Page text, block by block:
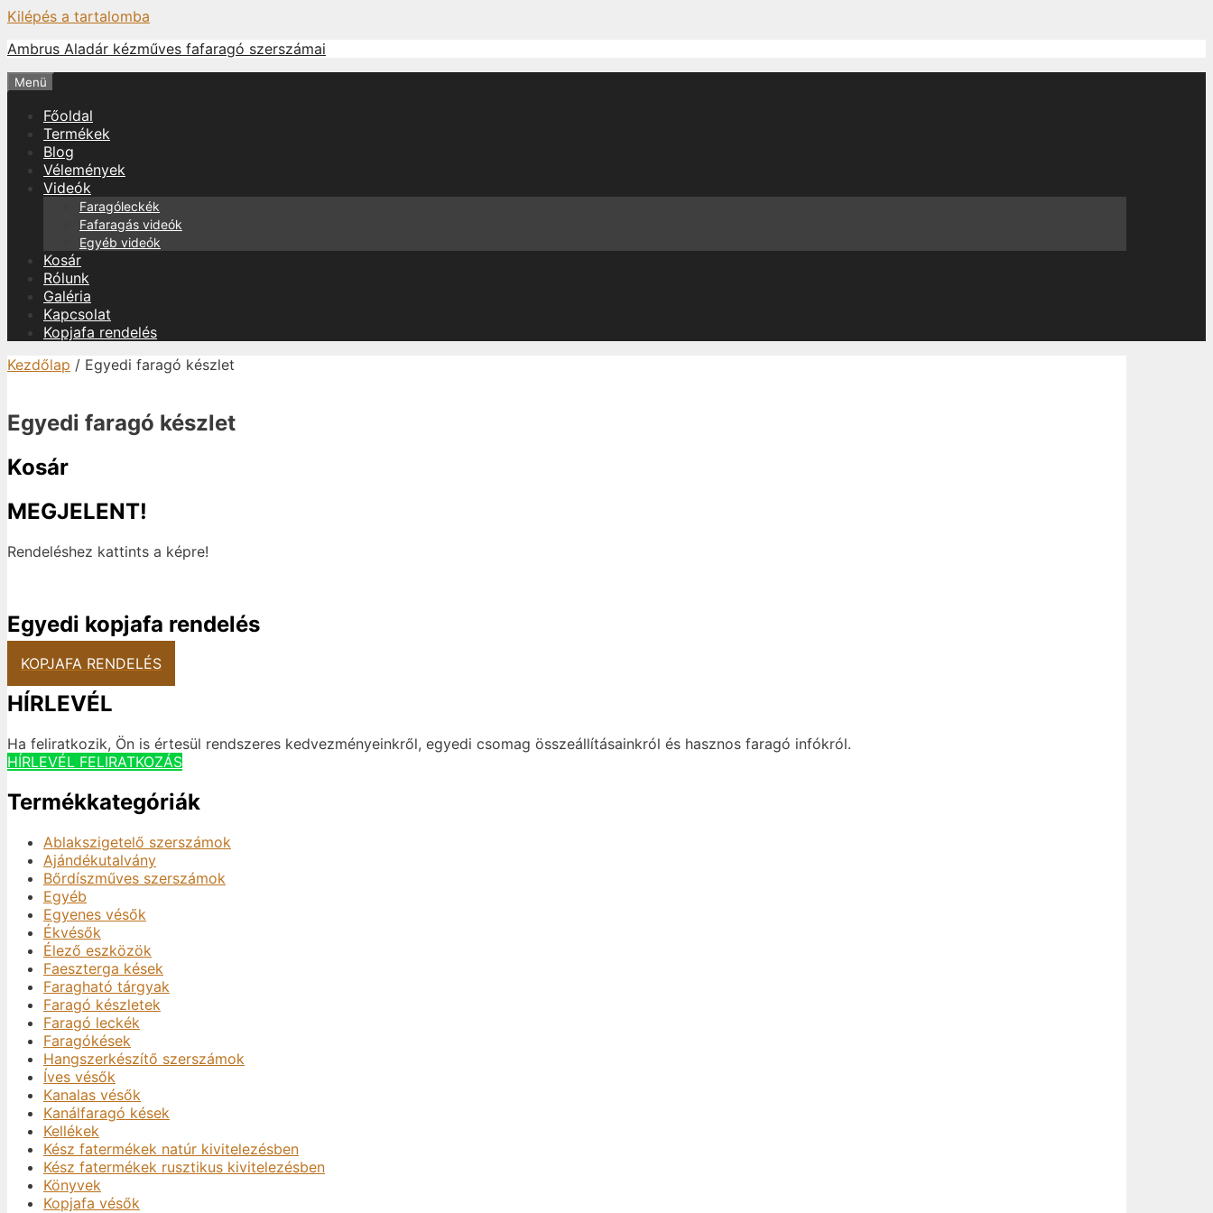
Kilépés a tartalomba
Ambrus Aladár kézműves fafaragó szerszámai
Menü
Főoldal
Termékek
Blog
Vélemények
Videók
Faragóleckék
Fafaragás videók
Egyéb videók
Kosár
Rólunk
Galéria
Kapcsolat
Kopjafa rendelés
Kezdőlap / Egyedi faragó készlet
Egyedi faragó készlet
Kosár
MEGJELENT!
Rendeléshez kattints a képre!
Egyedi kopjafa rendelés
KOPJAFA RENDELÉS
HÍRLEVÉL
Ha feliratkozik, Ön is értesül rendszeres kedvezményeinkről, egyedi csomag összeállításainkról és hasznos faragó infókról.
HÍRLEVÉL FELIRATKOZÁS
Termékkategóriák
Ablakszigetelő szerszámok
Ajándékutalvány
Bőrdíszműves szerszámok
Egyéb
Egyenes vésők
Ékvésők
Élező eszközök
Faeszterga kések
Faragható tárgyak
Faragó készletek
Faragó leckék
Faragókések
Hangszerkészítő szerszámok
Íves vésők
Kanalas vésők
Kanálfaragó kések
Kellékek
Kész fatermékek natúr kivitelezésben
Kész fatermékek rusztikus kivitelezésben
Könyvek
Kopjafa vésők